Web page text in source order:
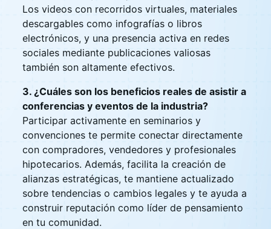
Los videos con recorridos virtuales, materiales
descargables como infografías o libros
electrónicos, y una presencia activa en redes
sociales mediante publicaciones valiosas
también son altamente efectivos.
3. ¿Cuáles son los beneficios reales de asistir a
conferencias y eventos de la industria?
Participar activamente en seminarios y
convenciones te permite conectar directamente
con compradores, vendedores y profesionales
hipotecarios. Además, facilita la creación de
alianzas estratégicas, te mantiene actualizado
sobre tendencias o cambios legales y te ayuda a
construir reputación como líder de pensamiento
en tu comunidad.